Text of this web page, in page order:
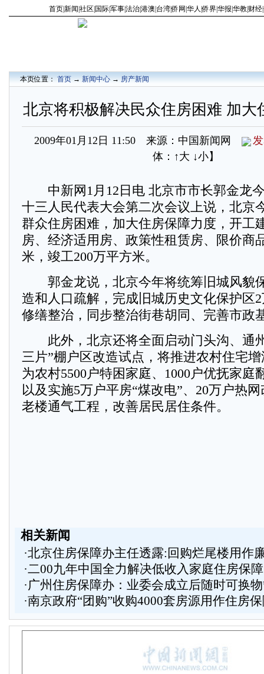
首页新闻 社区 国际军事法治港澳 台湾|侨网 华人 |侨界华报 华教 财经
本页位置：首页→新闻中心→房产新闻
北京将积极解决民众住房困难 加大
2009年01月12日 11:50 来源：中国新闻网
体： ↑大 ↓小】
中新网1月12日电 北京市市长郭金龙
十三人民代表大会第二次会议上说，北京
群众住房困难，加大住房保障力度，开工
房、经济适用房、政策性租赁房、限价商
米，竣工200万平方米。
郭金龙说，北京今年将统筹旧城风貌
造和人口疏解，完成旧城历史文化保护区
修缮整治，同步整治街巷胡同、完善市政
此外，北京还将全面启动门头沟、通
三片”棚户区改造试点，将推进农村住宅
为农村5500户特困家庭、1000户优抚家庭
以及实施5万户平房“煤改电”、20万户热
老楼通气工程，改善居民居住条件。
相关新闻
·北京住房保障办主任透露:回购烂尾楼用作
·二00九年中国全力解决低收入家庭住房保障
·广州住房保障办：业委会成立后随时可换
·南京政府“团购”收购4000套房源用作住房